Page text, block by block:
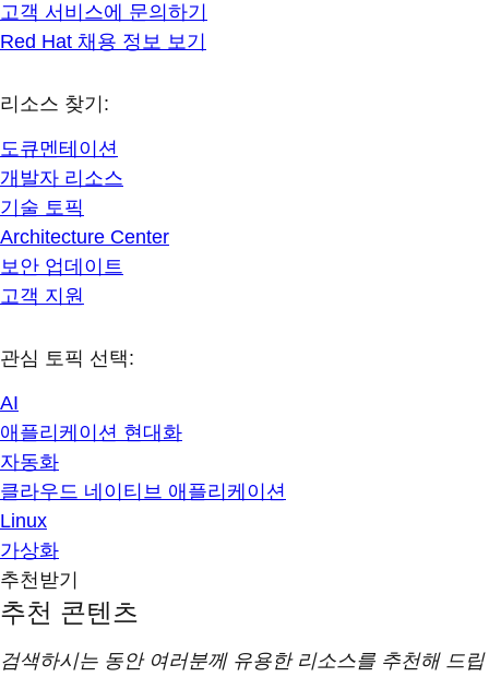
고객 서비스에 문의하기
Red Hat 채용 정보 보기
리소스 찾기:
도큐멘테이션
개발자 리소스
기술 토픽
Architecture Center
보안 업데이트
고객 지원
관심 토픽 선택:
AI
애플리케이션 현대화
자동화
클라우드 네이티브 애플리케이션
Linux
가상화
추천받기
추천 콘텐츠
검색하시는 동안 여러분께 유용한 리소스를 추천해 드립